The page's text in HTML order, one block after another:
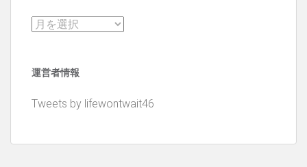
ア
イ
運営者情報
Tweets by lifewontwait46